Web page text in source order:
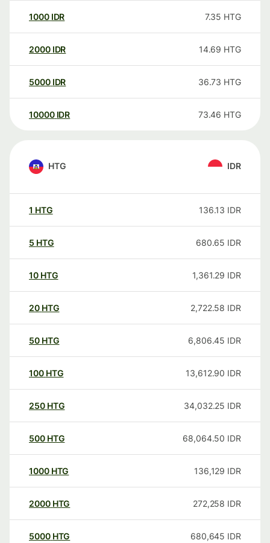
1000 IDR 7.35 HTG
2000 IDR 14.69 HTG
5000 IDR 36.73 HTG
10000 IDR 73.46 HTG
HTG IDR
1 HTG 136.13 IDR
5 HTG 680.65 IDR
10 HTG 1,361.29 IDR
20 HTG 2,722.58 IDR
50 HTG 6,806.45 IDR
100 HTG 13,612.90 IDR
250 HTG 34,032.25 IDR
500 HTG 68,064.50 IDR
1000 HTG 136,129 IDR
2000 HTG 272,258 IDR
5000 HTG 680,645 IDR